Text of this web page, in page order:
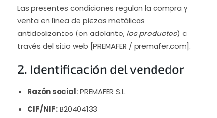
Las presentes condiciones regulan la compra y
venta en línea de piezas metálicas
antideslizantes (en adelante, los productos) a
través del sitio web [PREMAFER / premafer.com].
2. Identificación del vendedor
Razón social:PREMAFER S.L.
CIF/NIF:B20404133